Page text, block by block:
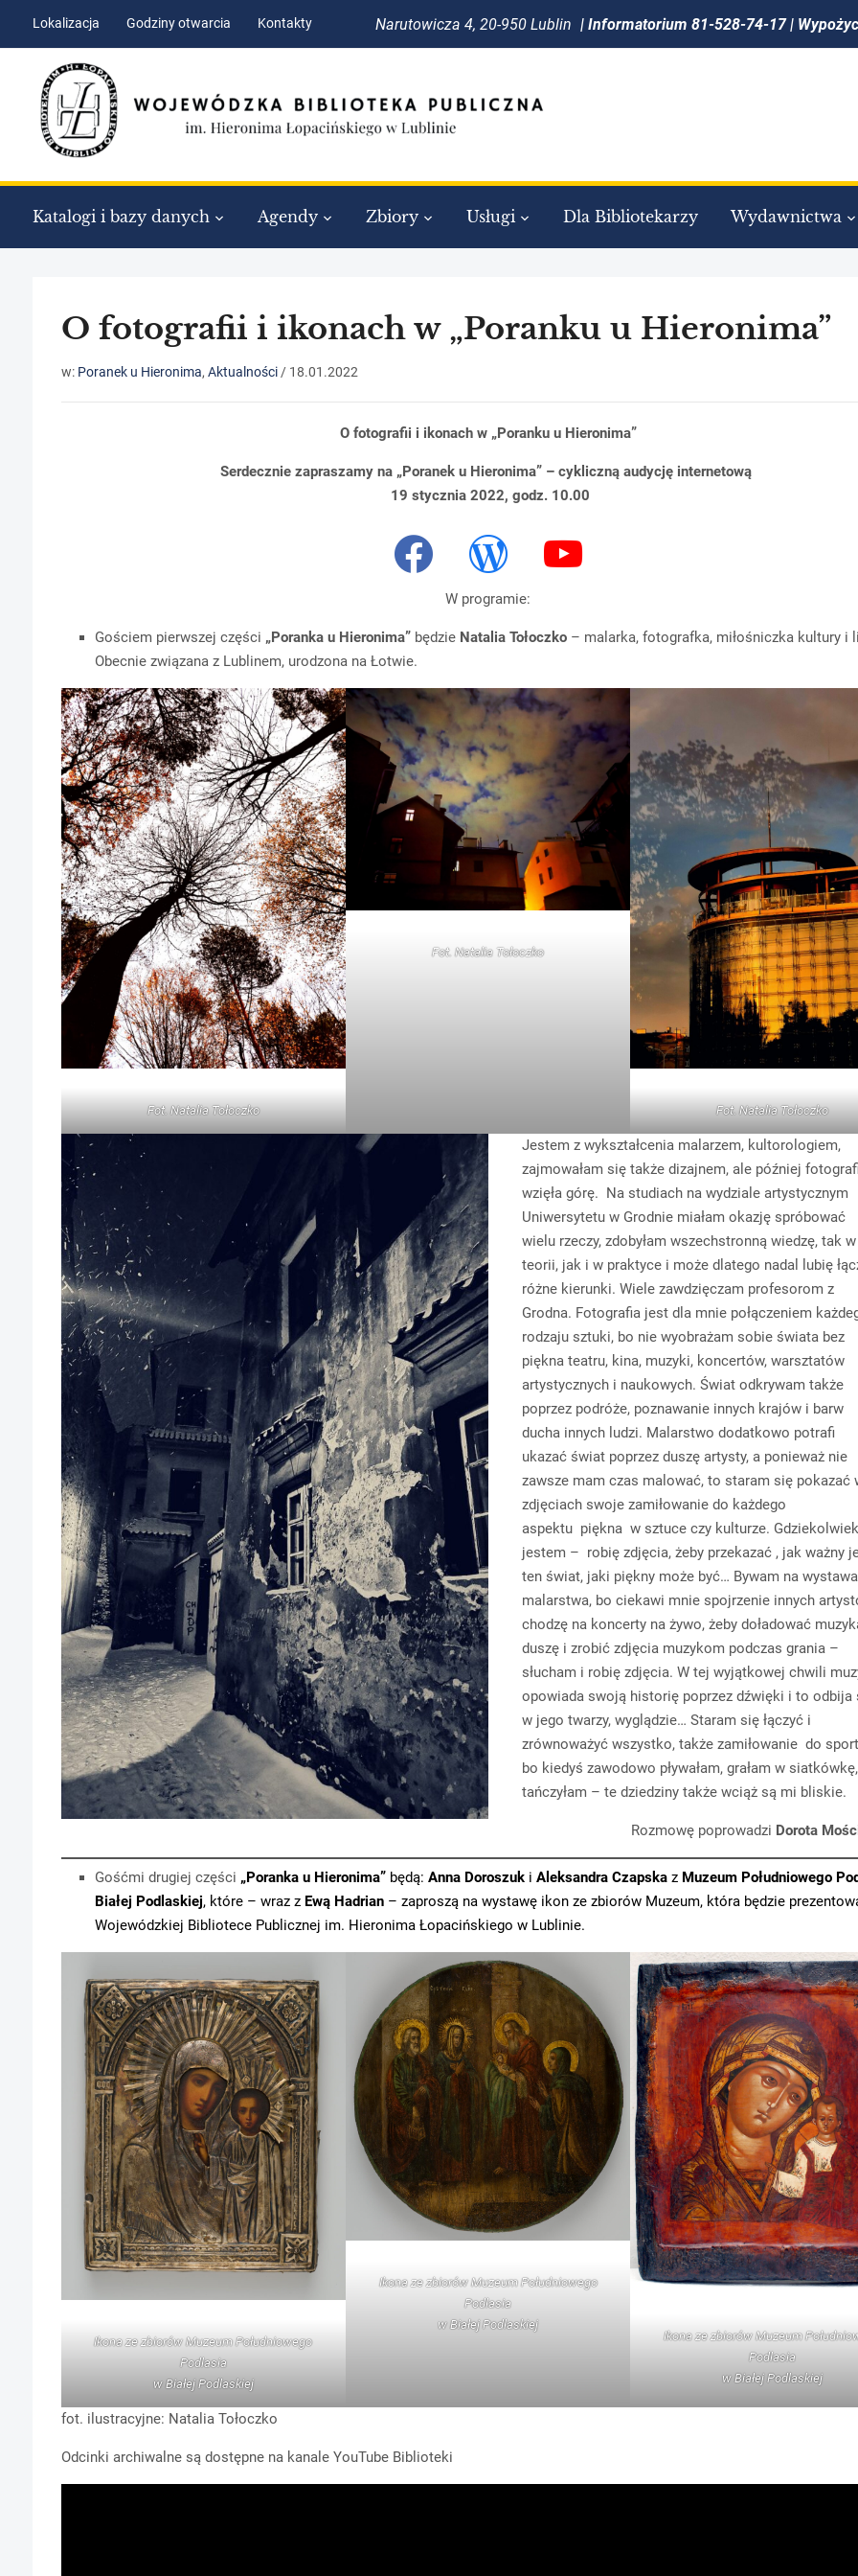
navigation
Lokalizacja Godziny otwarcia Kontakty Narutowicza 4, 20-950 Lublin | Informatorium 81-528-74-17 |
Katalogi i bazy danych Agendy Zbiory Usługi Dla Bibliotekarzy Wydawnictwa
O fotografii i ikonach w „Poranku u Hieronima”
w: Poranek u Hieronima, Aktualności/ 18.01.2022
O fotografii i ikonach w „Poranku u Hieronima”
Serdecznie zapraszamy na „Poranek u Hieronima” – cykliczną audycję internetową
19 stycznia 2022, godz. 10.00
W programie:
Gościem pierwszej części „Poranka u Hieronima” będzie Natalia Tołoczko – malarka, fotografka, miłośniczka kultury i
Obecnie związana z Lublinem, urodzona na Łotwie.
Fot. Natalia Tołoczko
Fot. Natalia Tołoczko
Fot. Natalia Tołoczko
Jestem z wykształcenia malarzem, kultorologiem,
zajmowałam się także dizajnem, ale później
wzięła górę. Na studiach na wydziale artystycznym
Uniwersytetu w Grodnie miałam okazję spróbować
wielu rzeczy, zdobyłam wszechstronną wiedzę, tak w
teorii, jak i w praktyce i może dlatego nadal lubię
różne kierunki. Wiele zawdzięczam profesorom z
Grodna. Fotografia jest dla mnie połączeniem
rodzaju sztuki, bo nie wyobrażam sobie świata bez
piękna teatru, kina, muzyki, koncertów, warsztatów
artystycznych i naukowych. Świat odkrywam także
poprzez podróże, poznawanie innych krajów i barw
ducha innych ludzi. Malarstwo dodatkowo potrafi
ukazać świat poprzez duszę artysty, a ponieważ nie
zawsze mam czas malować, to staram się pokazać
zdjęciach swoje zamiłowanie do każdego
aspektu piękna w sztuce czy kulturze.
jestem – robię zdjęcia, żeby przekazać , jak ważny
ten świat, jaki piękny może być… Bywam na
malarstwa, bo ciekawi mnie spojrzenie innych
chodzę na koncerty na żywo, żeby doładować
duszę i zrobić zdjęcia muzykom podczas grania –
słucham i robię zdjęcia. W tej wyjątkowej chwili
opowiada swoją historię poprzez dźwięki i to odbija
w jego twarzy, wyglądzie… Staram się łączyć i
zrównoważyć wszystko, także zamiłowanie do
bo kiedyś zawodowo pływałam, grałam w siatkówkę,
tańczyłam – te dziedziny także wciąż są mi bliskie.
Rozmowę poprowadzi Dorota
Gośćmi drugiej części „Poranka u Hieronima”będą: Anna Doroszuki Aleksandra Czapskaz Muzeum Południowego
Białej Podlaskiej, które – wraz z Ewą Hadrian– zaproszą na wystawę ikon ze zbiorów Muzeum, która będzie
Wojewódzkiej Bibliotece Publicznej im. Hieronima Łopacińskiego w Lublinie.
Ikona ze zbiorów Muzeum Południowego
Podlasia
w Białej Podlaskiej
Ikona ze zbiorów Muzeum Południowego
Podlasia
w Białej Podlaskiej
Ikona ze zbiorów Muzeum
Podlasia
w Białej Podlaskiej
fot. ilustracyjne: Natalia Tołoczko
Odcinki archiwalne są dostępne na kanale YouTube Biblioteki